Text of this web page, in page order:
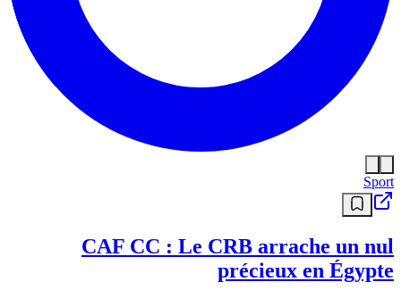
Sport
CAF CC : Le CRB arrache un nul
précieux en Égypte